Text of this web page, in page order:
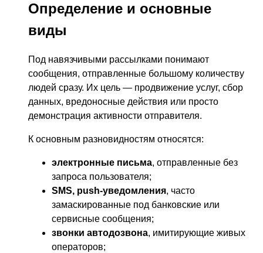
Определение и основные
виды
Под навязчивыми рассылками понимают
сообщения, отправленные большому количеству
людей сразу. Их цель — продвижение услуг, сбор
данных, вредоносные действия или просто
демонстрация активности отправителя.
К основным разновидностям относятся:
электронные письма, отправленные без
запроса пользователя;
SMS, push-уведомления, часто
замаскированные под банковские или
сервисные сообщения;
звонки автодозвона, имитирующие живых
операторов;